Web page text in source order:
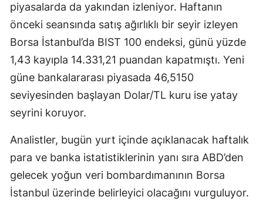
piyasalarda da yakından izleniyor. Haftanın
önceki seansında satış ağırlıklı bir seyir izleyen
Borsa İstanbul’da BIST 100 endeksi, günü yüzde
1,43 kayıpla 14.331,21 puandan kapatmıştı. Yeni
güne bankalararası piyasada 46,5150
seviyesinden başlayan Dolar/TL kuru ise yatay
seyrini koruyor.
Analistler, bugün yurt içinde açıklanacak haftalık
para ve banka istatistiklerinin yanı sıra ABD’den
gelecek yoğun veri bombardımanının Borsa
İstanbul üzerinde belirleyici olacağını vurguluyor.